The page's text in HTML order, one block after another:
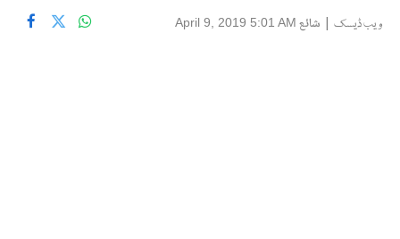
ویب ڈیسک | شائع April 9, 2019 5:01 AM